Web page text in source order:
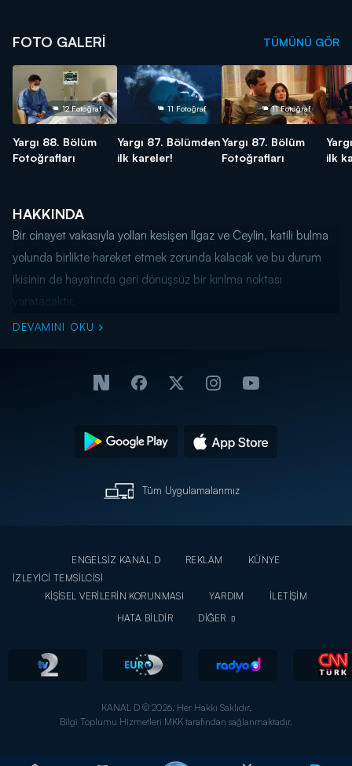
FOTO GALERİ TÜMÜNÜ GÖR
12 Fotoğraf
Yargı 88. Bölüm
Fotoğrafları
11 Fotoğraf
Yargı 87. Bölümden
ilk kareler!
11 Fotoğraf
Yargı 87. Bölüm
Fotoğrafları
ilk
HAKKINDA
Bir cinayet vakasıyla yolları kesişen Ilgaz ve Ceylin, katili bulma
yolunda birlikte hareket etmek zorunda kalacak ve bu durum
ikisinin de hayatında geri dönüşsüz bir kırılma noktası
yaratacaktır.
DEVAMINI OKU
Tüm Uygulamalarımız
ENGELSİZ KANAL D REKLAM
KÜNYE
İZLEYİCİ TEMSİLCİSİ
KİŞİSEL VERİLERİN KORUNMASI
YARDIM
İLETİŞİM
HATA BİLDİR
DİĞER
KANAL D © 2026. Her Hakkı Saklıdır.
Bilgi Toplumu Hizmetleri MKK tarafından sağlanmaktadır.